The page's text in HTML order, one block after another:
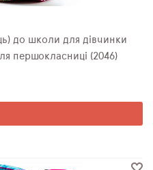
до школи для дівчинки
для першокласниці (2046)